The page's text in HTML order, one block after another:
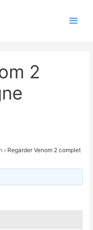
2
› Regarder Venom 2 complet